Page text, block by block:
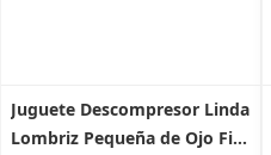
Juguete Descompresor Linda
Lombriz Pequeña de Ojo Fijo